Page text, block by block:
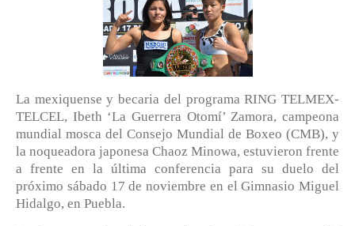
La mexiquense y becaria del programa RING TELMEX-
TELCEL, Ibeth ‘La Guerrera Otomí’ Zamora, campeona
mundial mosca del Consejo Mundial de Boxeo (CMB), y
la noqueadora japonesa Chaoz Minowa, estuvieron frente
a frente en la última conferencia para su duelo del
próximo sábado 17 de noviembre en el Gimnasio Miguel
Hidalgo, en Puebla.